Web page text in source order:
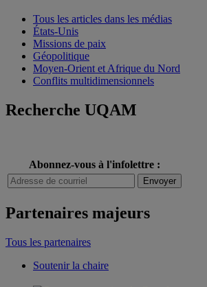
Tous les articles dans les médias
États-Unis
Missions de paix
Géopolitique
Moyen-Orient et Afrique du Nord
Conflits multidimensionnels
Recherche UQAM
Abonnez-vous à l'infolettre :
Partenaires majeurs
Tous les partenaires
Soutenir la chaire